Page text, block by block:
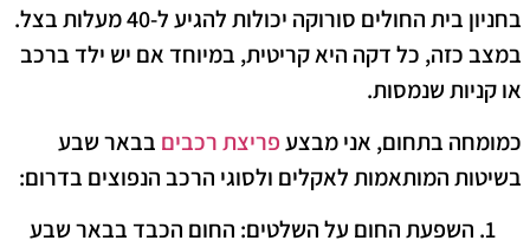
בחניון בית החולים סורוקה יכולות להגיע ל-40 מעלות בצל.
במצב כזה, כל דקה היא קריטית, במיוחד אם יש ילד ברכב
או קניות שנמסות.
​כמומחה בתחום, אני מבצעפריצת רכבים בבאר שבע
בשיטות המותאמות לאקלים ולסוגי הרכב הנפוצים בדרום:
השפעת החום על השלטים: החום הכבד בבאר שבע